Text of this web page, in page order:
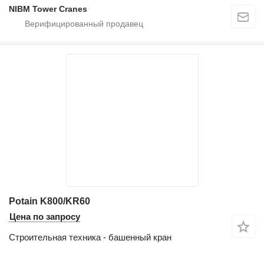
NIBM Tower Cranes
Potain K800/KR60
Цена по запросу
Строительная техника - башенный кран